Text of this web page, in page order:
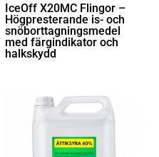
IceOff X20MC Flingor –
Högpresterande is- och
snöborttagningsmedel
med färgindikator och
halkskydd